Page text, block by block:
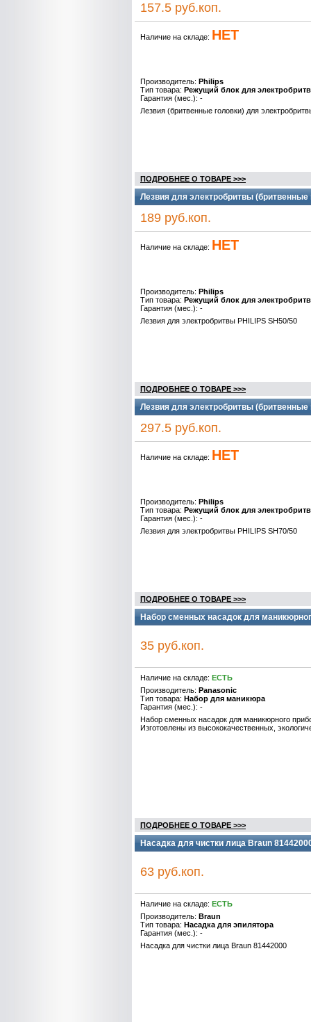
157.5 руб.коп.
Наличие на складе: НЕТ
Производитель: Philips
Тип товара: Режущий блок для
Гарантия (мес.): -
Лезвия (бритвенные головки) для
ПОДРОБНЕЕ О ТОВАРЕ >>>
Лезвия для электробритвы (бритвенные
189 руб.коп.
Наличие на складе: НЕТ
Производитель: Philips
Тип товара: Режущий блок для
Гарантия (мес.): -
Лезвия для электробритвы PHILIPS SH50/50
ПОДРОБНЕЕ О ТОВАРЕ >>>
Лезвия для электробритвы (бритвенные
297.5 руб.коп.
Наличие на складе: НЕТ
Производитель: Philips
Тип товара: Режущий блок для
Гарантия (мес.): -
Лезвия для электробритвы PHILIPS SH70/50
ПОДРОБНЕЕ О ТОВАРЕ >>>
Набор сменных насадок для
35 руб.коп.
Наличие на складе: ЕСТЬ
Производитель: Panasonic
Тип товара: Набор для маникюра
Гарантия (мес.): -
Набор сменных насадок для маникюрного
Изготовлены из высококачественных,
ПОДРОБНЕЕ О ТОВАРЕ >>>
Насадка для чистки лица Braun
63 руб.коп.
Наличие на складе: ЕСТЬ
Производитель: Braun
Тип товара: Насадка для эпилятора
Гарантия (мес.): -
Насадка для чистки лица Braun 81442000